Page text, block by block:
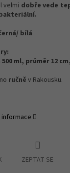
velmi dobře vede
bílá
ml, průměr 12
ručně v Rakousku.
informace
ZEPTAT SE